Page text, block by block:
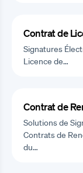
Contrat de
Signatures
Licence de…
Contrat de
Solutions de
Contrats de
du…